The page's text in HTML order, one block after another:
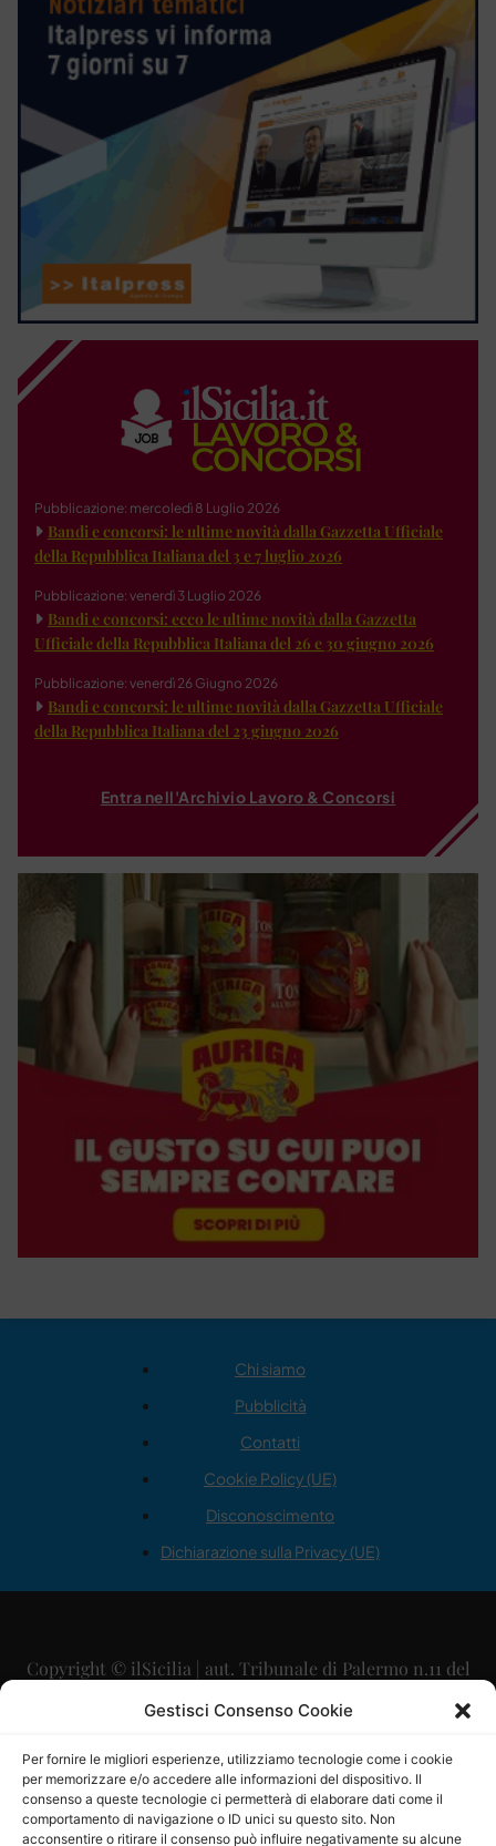
Gestisci Consenso Cookie
Per fornire le migliori esperienze, utilizziamo tecnologie come i cookie
per memorizzare e/o accedere alle informazioni del dispositivo. Il
consenso a queste tecnologie ci permetterà di elaborare dati come il
comportamento di navigazione o ID unici su questo sito. Non
acconsentire o ritirare il consenso può influire negativamente su alcune
Pubblicazione: mercoledì 8 Luglio 2026
Bandi e concorsi: le ultime novità dalla Gazzetta Ufficiale
della Repubblica Italiana del 3 e 7 luglio 2026
Pubblicazione: venerdì 3 Luglio 2026
Bandi e concorsi: ecco le ultime novità dalla Gazzetta
Ufficiale della Repubblica Italiana del 26 e 30 giugno 2026
Pubblicazione: venerdì 26 Giugno 2026
Bandi e concorsi: le ultime novità dalla Gazzetta Ufficiale
della Repubblica Italiana del 23 giugno 2026
Entra nell'Archivio Lavoro & Concorsi
Chi siamo
Pubblicità
Contatti
Cookie Policy (UE)
Disconoscimento
Dichiarazione sulla Privacy (UE)
Copyright © ilSicilia | aut. Tribunale di Palermo n.11 del
29/09/2015
Direttore Editoriale: Maurizio Scaglione
Direttore Responsabile: Maria Calabrese